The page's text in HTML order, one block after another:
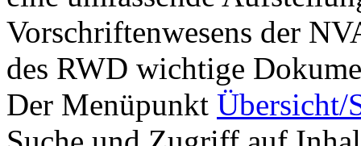
Vorschriftenwesens der
des RWD wichtige
Der Menüpunkt Übersicht/